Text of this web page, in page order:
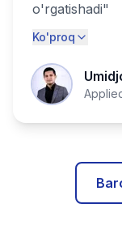
o'rgatishadi"
Ko'proq